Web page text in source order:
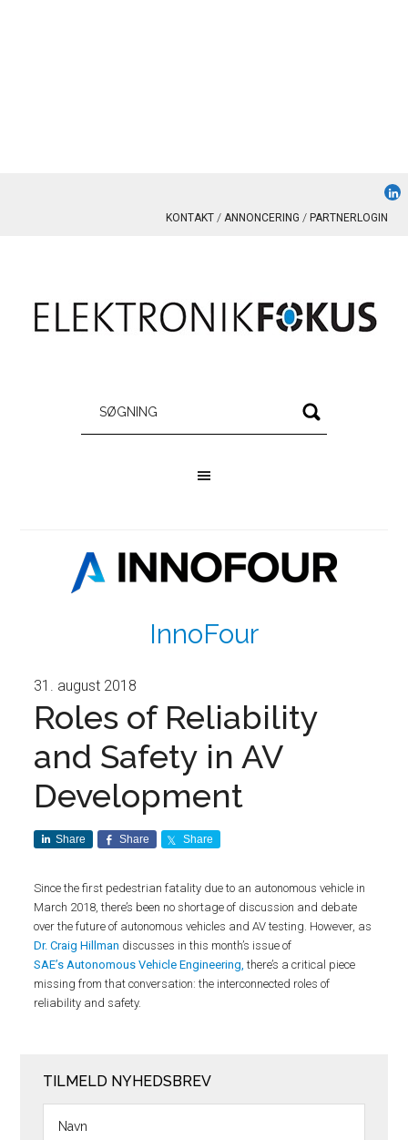
KONTAKT ANNONCERING PARTNERLOGIN
InnoFour
31. august 2018
Roles of Reliability
and Safety in AV
Development
Share Share Share
Since the first pedestrian fatality due to an autonomous vehicle in
March 2018, there’s been no shortage of discussion and debate
over the future of autonomous vehicles and AV testing. However, as
Dr. Craig Hillman discusses in this month’s issue of
SAE’s Autonomous Vehicle Engineering, there’s a critical piece
missing from that conversation: the interconnected roles of
reliability and safety.
TILMELD NYHEDSBREV